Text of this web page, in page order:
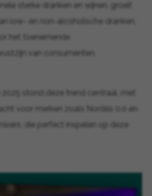
sterke dranken en wijnen, groeit
low- en non-alcoholische dranken,
het toenemende
van consumenten.
2025 stond deze trend centraal, met
voor merken zoals Nordés 0.0 en
die perfect inspelen op deze